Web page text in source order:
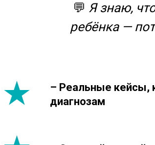
💬 Я знаю,
ребёнка —
– Реальные кейсы,
диагнозам